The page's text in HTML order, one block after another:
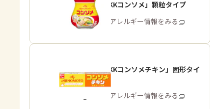
「味の素KKコンソメ」顆粒タイプ
商品・アレルギー情報をみる
「味の素KKコンソメチキン」固形タイ
プ
商品・アレルギー情報をみる